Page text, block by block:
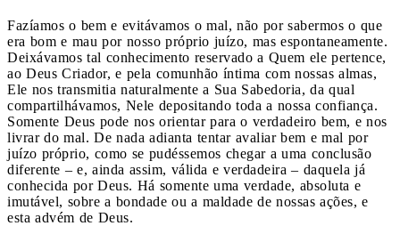
Fazíamos o bem e evitávamos o mal, não por sabermos o que
era bom e mau por nosso próprio juízo, mas espontaneamente.
Deixávamos tal conhecimento reservado a Quem ele pertence,
ao Deus Criador, e pela comunhão íntima com nossas almas,
Ele nos transmitia naturalmente a Sua Sabedoria, da qual
compartilhávamos, Nele depositando toda a nossa confiança.
Somente Deus pode nos orientar para o verdadeiro bem, e nos
livrar do mal. De nada adianta tentar avaliar bem e mal por
juízo próprio, como se pudéssemos chegar a uma conclusão
diferente – e, ainda assim, válida e verdadeira – daquela já
conhecida por Deus. Há somente uma verdade, absoluta e
imutável, sobre a bondade ou a maldade de nossas ações, e
esta advém de Deus.